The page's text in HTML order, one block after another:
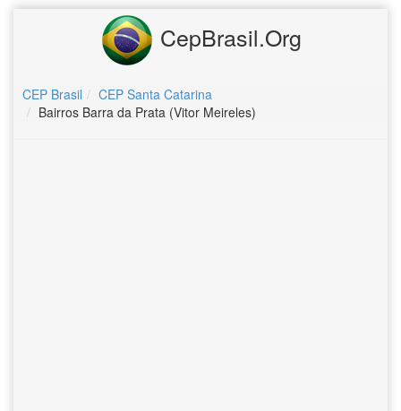
CepBrasil.Org
CEP Brasil
CEP Santa Catarina
Bairros Barra da Prata (Vitor Meireles)